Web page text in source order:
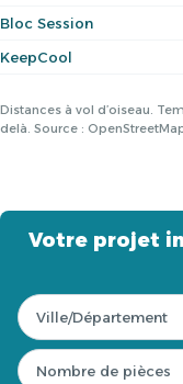
Bloc Session
KeepCool
Distances à vol d’oiseau.
delà. Source :
Votre projet